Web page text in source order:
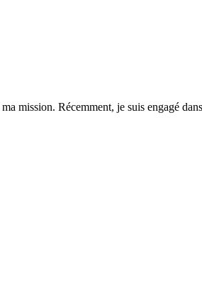
mission. Récemment, je suis engagé